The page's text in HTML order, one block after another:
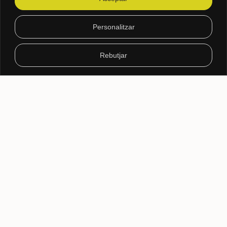
Personalitzar
Rebutjar
www.sumadiversitat.com
sumadiversitat@sumadiversitat.com